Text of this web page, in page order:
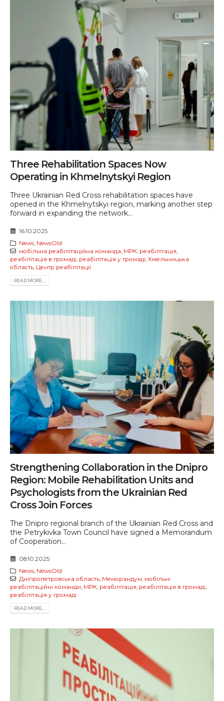
Three Rehabilitation Spaces Now
Operating in Khmelnytskyi Region
Three Ukrainian Red Cross rehabilitation spaces have
opened in the Khmelnytskyi region, marking another step
forward in expanding the network...
16.10.2025
News, NewsOld
мобільна реабілітаційна команда МРК, реабілітація
реабілітація в громаді реабілітація у громаді Хмельницька
область Центр реабілітації
READ MORE...
Strengthening Collaboration in the Dnipro
Region: Mobile Rehabilitation Units and
Psychologists from the Ukrainian Red
Cross Join Forces
The Dnipro regional branch of the Ukrainian Red Cross and
the Petrykivka Town Council have signed a Memorandum
of Cooperation...
08.10.2025
News, NewsOld
Дніпропетровська область, Меморандум, мобільні
реабілітаційні команди, МРК, реабілітація, реабілітація в громаді,
реабілітація у громаді
READ MORE...